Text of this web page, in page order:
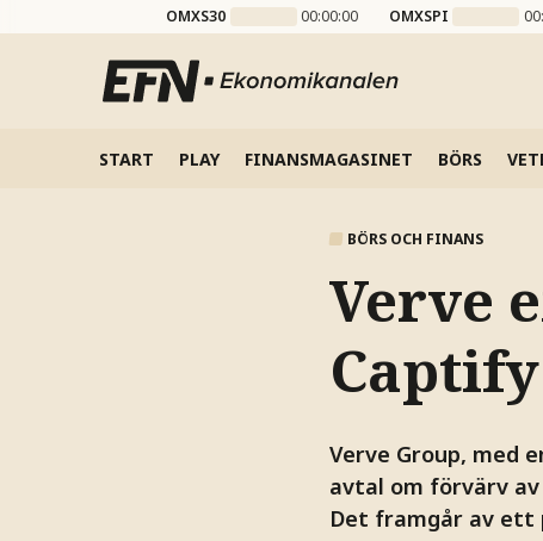
OMXS30 00:00:00 OMXSPI
START PLAY FINANSMAGASINET BÖRS
BÖRS OCH FINANS
Verve
Verve Group, med
avtal om förvärv
Det framgår av ett